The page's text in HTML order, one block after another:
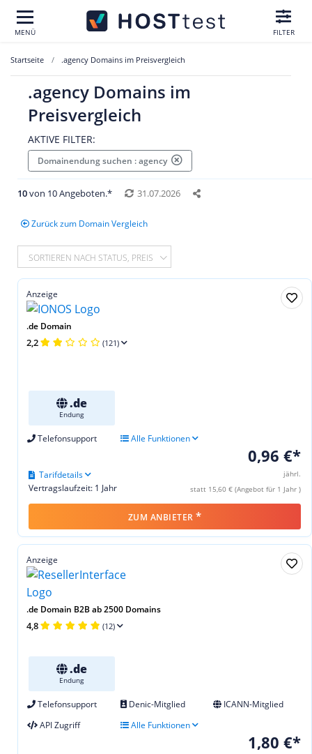
MENÜ FILTER
Startseite .agency Domains im Preisvergleich
.agency Domains im
Preisvergleich
AKTIVE FILTER:
Domainendung suchen : agency
10von 10 Angeboten.* 31.07.2026
Zurück zum Domain Vergleich
SORTIEREN NACH STATUS, PREIS
Anzeige
.de Domain
2,2 (121)
.de
Endung
Telefonsupport Alle Funktionen
0,96 €*
jährl.
statt 15,60 € (Angebot für 1 Jahr )
Vertragslaufzeit: 1 Jahr
Tarifdetails
ZUM ANBIETER *
Anzeige
.de Domain B2B ab 2500 Domains
4,8 (12)
.de
Endung
Telefonsupport Denic-Mitglied
ICANN-Mitglied
API Zugriff
Alle Funktionen
1,80 €*